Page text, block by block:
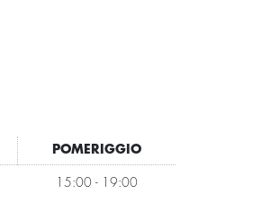
POMERIGGIO
15:00 - 19:00